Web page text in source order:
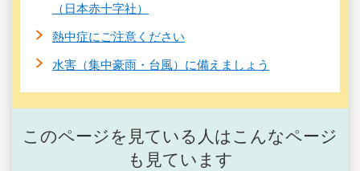
（日本赤十字社）
熱中症にご注意ください
水害（集中豪雨・台風）に備えましょう
このページを見ている人はこんなページ
も見ています